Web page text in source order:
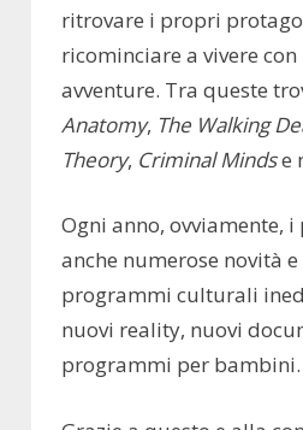
ritrovare i propri
ricominciare a vivere
avventure. Tra queste
Anatomy, The Walking
Theory, Criminal Mindse
Ogni anno, ovviamente,
anche numerose novità
programmi culturali
nuovi reality, nuovi
programmi per bambini.